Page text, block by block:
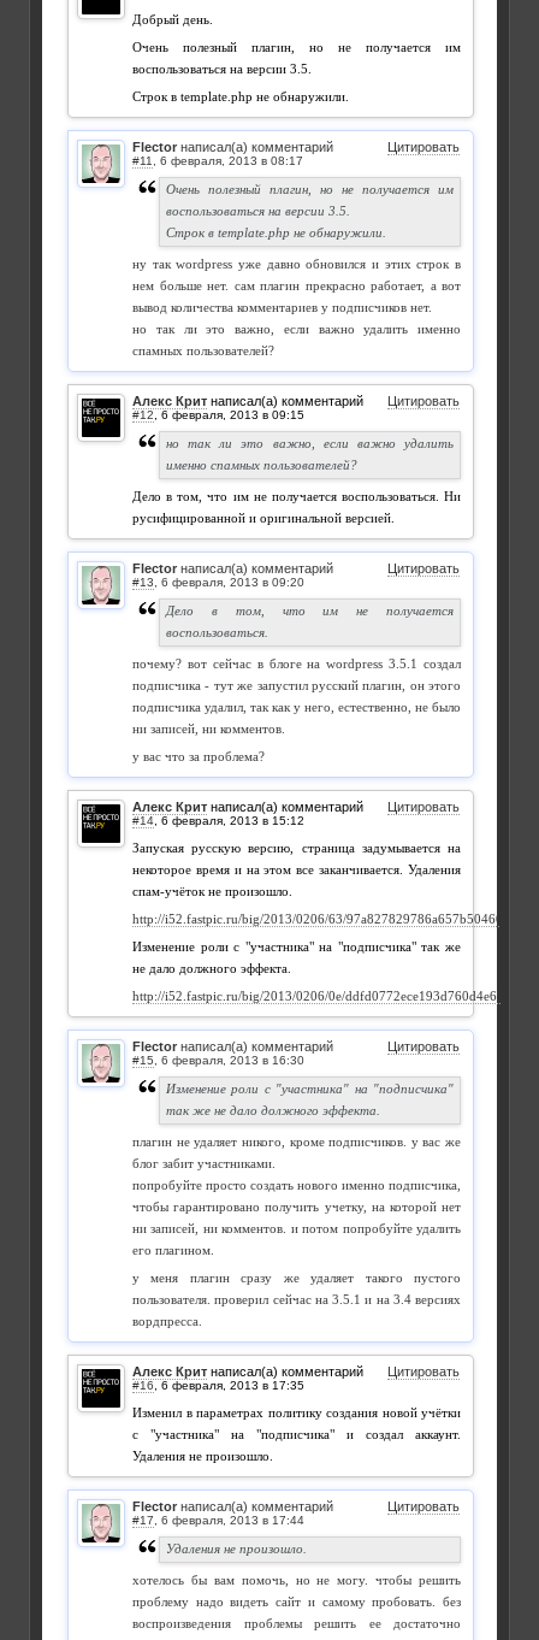
Добрый день.
Очень полезный плагин, но не получается им
воспользоваться на версии 3.5.
Строк в template.php не обнаружили.
Flector написал(а) комментарий Цитировать
#11
Очень полезный плагин, но не получается им
воспользоваться на версии 3.5.
Строк в template.php не обнаружили.
ну так wordpress уже давно обновился и этих строк в
нем больше нет. сам плагин прекрасно работает, а вот
вывод количества комментариев у подписчиков нет.
но так ли это важно, если важно удалить именно
спамных пользователей?
Алекс Крит написал(а) комментарий Цитировать
#12
но так ли это важно, если важно удалить
именно спамных пользователей?
Дело в том, что им не получается воспользоваться. Ни
русифицированной и оригинальной версией.
Flector написал(а) комментарий Цитировать
#13
Дело в том, что им не получается
воспользоваться.
почему? вот сейчас в блоге на wordpress 3.5.1 создал
подписчика - тут же запустил русский плагин, он этого
подписчика удалил, так как у него, естественно, не было
ни записей, ни комментов.
у вас что за проблема?
Алекс Крит написал(а) комментарий Цитировать
#14
Запуская русскую версию, страница задумывается на
некоторое время и на этом все заканчивается. Удаления
спам-учёток не произошло.
http://i52.fastpic.ru/big/2013/0206/63/
Изменение роли с "участника" на "подписчика" так же
не дало должного эффекта.
http://i52.fastpic.ru/big/2013/0206/0e/
Flector написал(а) комментарий Цитировать
#15
Изменение роли с "участника" на "подписчика"
так же не дало должного эффекта.
плагин не удаляет никого, кроме подписчиков. у вас же
блог забит участниками.
попробуйте просто создать нового именно подписчика,
чтобы гарантировано получить учетку, на которой нет
ни записей, ни комментов. и потом попробуйте удалить
его плагином.
у меня плагин сразу же удаляет такого пустого
пользователя. проверил сейчас на 3.5.1 и на 3.4 версиях
вордпресса.
Алекс Крит написал(а) комментарий Цитировать
#16
Изменил в параметрах политику создания новой учётки
с "участника" на "подписчика" и создал аккаунт.
Удаления не произошло.
Flector написал(а) комментарий Цитировать
#17
Удаления не произошло.
хотелось бы вам помочь, но не могу. чтобы решить
проблему надо видеть сайт и самому пробовать. без
воспроизведения проблемы решить ее достаточно